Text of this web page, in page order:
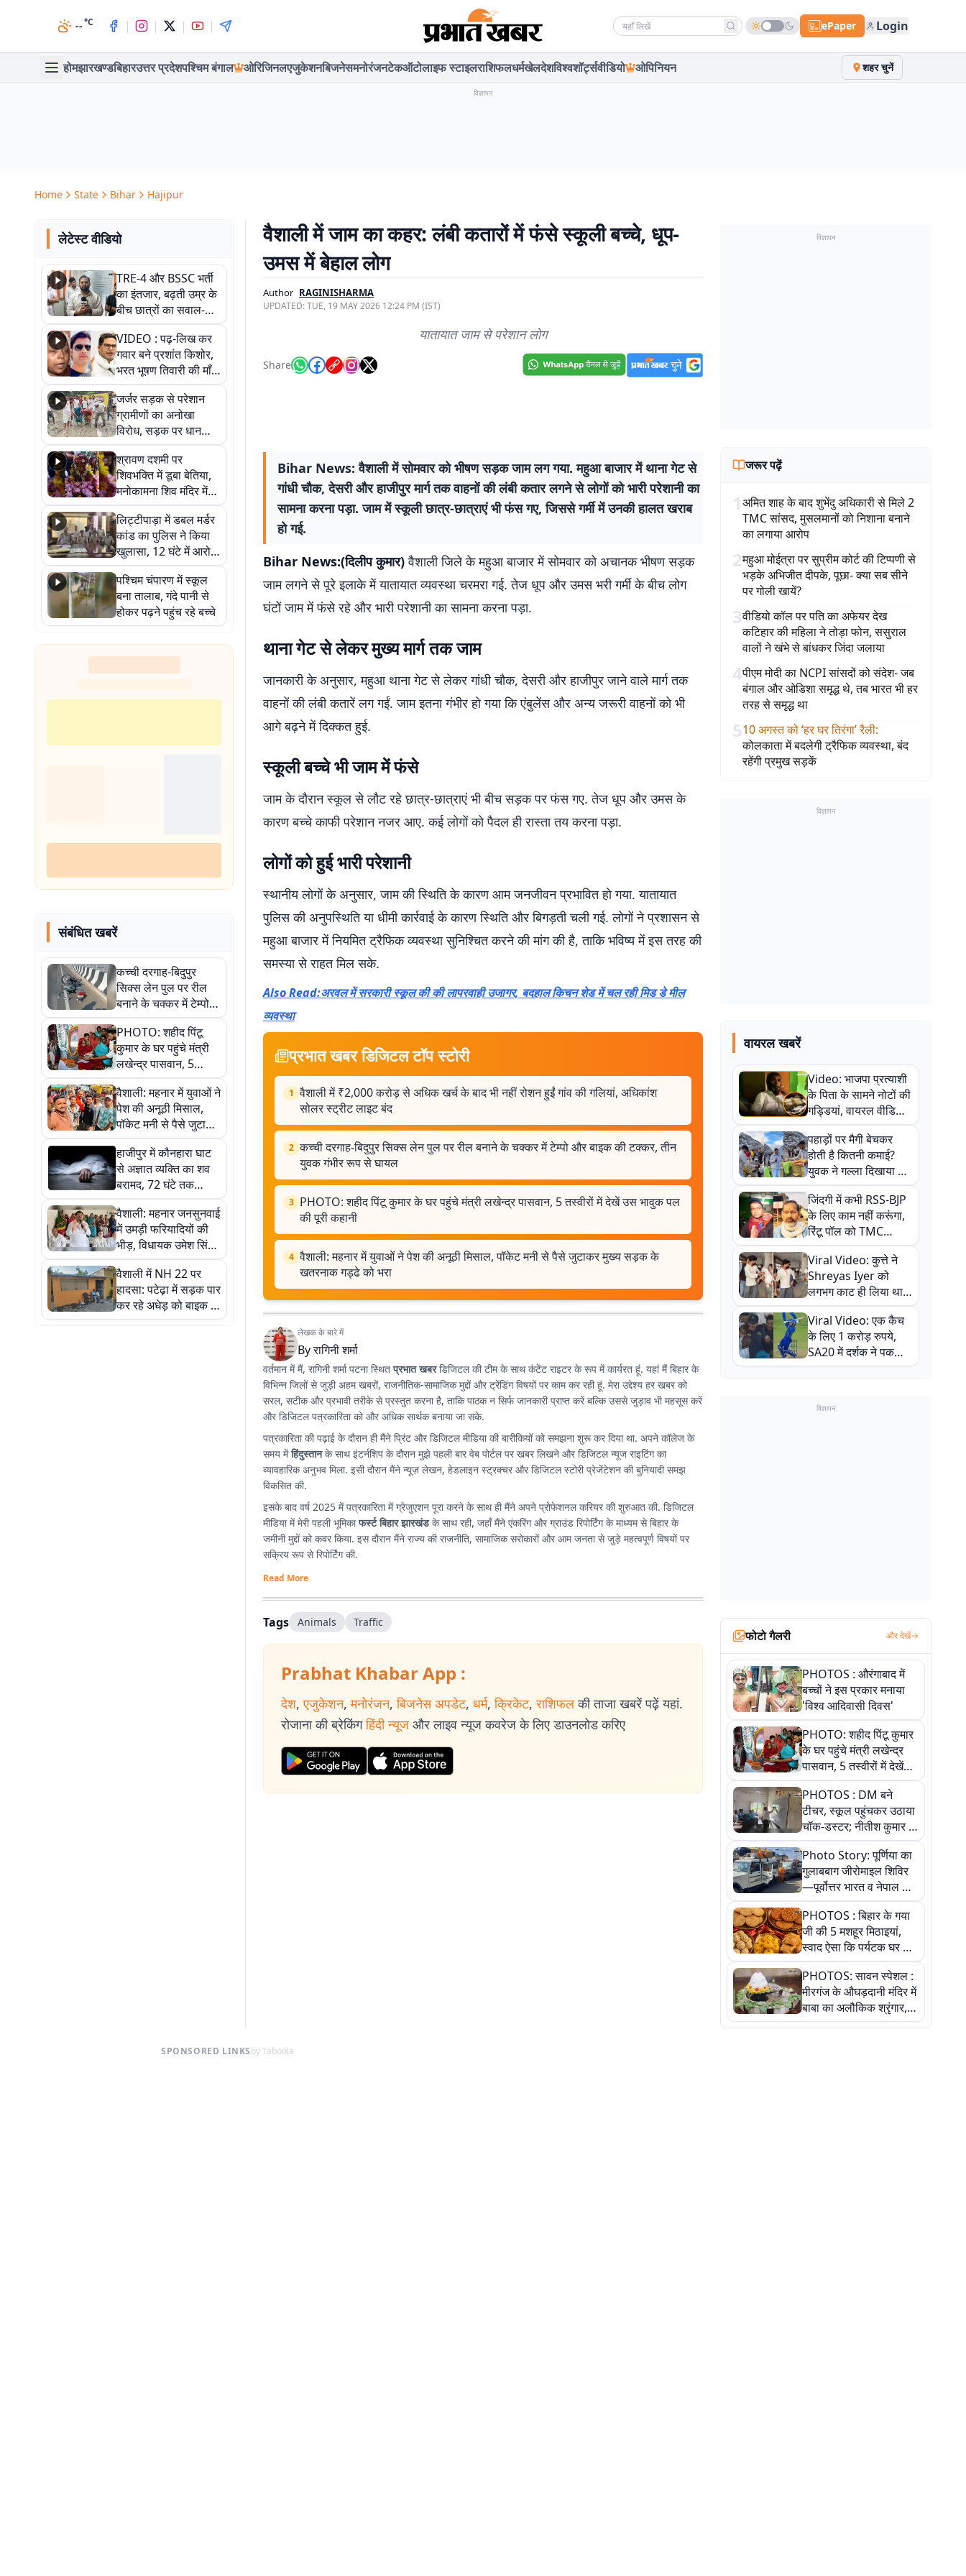
--°C | | | | Search news ePaper Login
होमझारखण्डबिहारउत्तर प्रदेशपश्चिम बंगाल ओरिजिनलएजुकेशनबिजनेसमनोरंजनटेकऑटोलाइफ स्टाइलराशिफलधर्मखेलदेशविश्वशॉर्ट्सवीडियो ओपिनियन शहर चुनें
विज्ञापन
Home State Bihar Hajipur
लेटेस्ट वीडियो
TRE-4 और BSSC भर्ती
का इंतजार, बढ़ती उम्र के
बीच छात्रों का सवाल-
आखिर कब आएगी बहाली?
देखें वीडियो
VIDEO : पढ़-लिख कर
गवार बने प्रशांत किशोर,
भरत भूषण तिवारी की माँ ने
कहा नहीं थी उम्मीद, बेटा
था तो किसी को बोलने की
नहीं थी हिम्मत
जर्जर सड़क से परेशान
ग्रामीणों का अनोखा
विरोध, सड़क पर धान
रोपकर और खाद डालकर
जताया आक्रोश
श्रावण दशमी पर
शिवभक्ति में डूबा बेतिया,
मनोकामना शिव मंदिर में
हुआ भव्य श्रृंगार
लिट्टीपाड़ा में डबल मर्डर
कांड का पुलिस ने किया
खुलासा, 12 घंटे में आरोपी
गिरफ्तार
पश्चिम चंपारण में स्कूल
बना तालाब, गंदे पानी से
होकर पढ़ने पहुंच रहे बच्चे
संबंधित खबरें
कच्ची दरगाह-बिदुपुर
सिक्स लेन पुल पर रील
बनाने के चक्कर में टेम्पो
और बाइक की टक्कर,
तीन युवक गंभीर रूप से
घायल
PHOTO: शहीद पिंटू
कुमार के घर पहुंचे मंत्री
लखेन्द्र पासवान, 5
तस्वीरों में देखें उस भावुक
पल की पूरी कहानी
वैशाली: महनार में युवाओं ने
पेश की अनूठी मिसाल,
पॉकेट मनी से पैसे जुटाकर
मुख्य सड़क के खतरनाक
गड्ढे को भरा
हाजीपुर में कौनहारा घाट
से अज्ञात व्यक्ति का शव
बरामद, 72 घंटे तक
शिनाख्त का इंतजार,
इलाके में सनसनी
वैशाली: महनार जनसुनवाई
में उमड़ी फरियादियों की
भीड़, विधायक उमेश सिंह
कुशवाहा ने सुनी लोगों की
समस्याएं
वैशाली में NH 22 पर
हादसा: पटेढ़ा में सड़क पार
कर रहे अधेड़ को बाइक ने
मारी ठोकर, इलाज के
वैशाली में जाम का कहर: लंबी कतारों में फंसे स्कूली बच्चे, धूप-
उमस में बेहाल लोग
Author RAGINISHARMA
UPDATED:TUE, 19 MAY 2026 12:24 PM (IST)
यातायात जाम से परेशान लोग
Share
Bihar News: वैशाली में सोमवार को भीषण सड़क जाम लग गया. महुआ बाजार में थाना गेट से
गांधी चौक, देसरी और हाजीपुर मार्ग तक वाहनों की लंबी कतार लगने से लोगों को भारी परेशानी का
सामना करना पड़ा. जाम में स्कूली छात्र-छात्राएं भी फंस गए, जिससे गर्मी में उनकी हालत खराब
हो गई.
Bihar News:(दिलीप कुमार)वैशाली जिले के महुआ बाजार में सोमवार को अचानक भीषण सड़क
जाम लगने से पूरे इलाके में यातायात व्यवस्था चरमरा गई. तेज धूप और उमस भरी गर्मी के बीच लोग
घंटों जाम में फंसे रहे और भारी परेशानी का सामना करना पड़ा.
थाना गेट से लेकर मुख्य मार्ग तक जाम
जानकारी के अनुसार, महुआ थाना गेट से लेकर गांधी चौक, देसरी और हाजीपुर जाने वाले मार्ग तक
वाहनों की लंबी कतारें लग गईं. जाम इतना गंभीर हो गया कि एंबुलेंस और अन्य जरूरी वाहनों को भी
आगे बढ़ने में दिक्कत हुई.
स्कूली बच्चे भी जाम में फंसे
जाम के दौरान स्कूल से लौट रहे छात्र-छात्राएं भी बीच सड़क पर फंस गए. तेज धूप और उमस के
कारण बच्चे काफी परेशान नजर आए. कई लोगों को पैदल ही रास्ता तय करना पड़ा.
लोगों को हुई भारी परेशानी
स्थानीय लोगों के अनुसार, जाम की स्थिति के कारण आम जनजीवन प्रभावित हो गया. यातायात
पुलिस की अनुपस्थिति या धीमी कार्रवाई के कारण स्थिति और बिगड़ती चली गई. लोगों ने प्रशासन से
महुआ बाजार में नियमित ट्रैफिक व्यवस्था सुनिश्चित करने की मांग की है, ताकि भविष्य में इस तरह की
समस्या से राहत मिल सके.
Also Read:अरवल में सरकारी स्कूल की की लापरवाही उजागर, बदहाल किचन शेड में चल रही मिड डे मील
व्यवस्था
प्रभात खबर डिजिटल टॉप स्टोरी
1 वैशाली में ₹2,000 करोड़ से अधिक खर्च के बाद भी नहीं रोशन हुईं गांव की गलियां, अधिकांश
सोलर स्ट्रीट लाइट बंद
2 कच्ची दरगाह-बिदुपुर सिक्स लेन पुल पर रील बनाने के चक्कर में टेम्पो और बाइक की टक्कर, तीन
युवक गंभीर रूप से घायल
3 PHOTO: शहीद पिंटू कुमार के घर पहुंचे मंत्री लखेन्द्र पासवान, 5 तस्वीरों में देखें उस भावुक पल
की पूरी कहानी
4 वैशाली: महनार में युवाओं ने पेश की अनूठी मिसाल, पॉकेट मनी से पैसे जुटाकर मुख्य सड़क के
खतरनाक गड्ढे को भरा
लेखक के बारे में
Byरागिनी शर्मा
वर्तमान में मैं, रागिनी शर्मा पटना स्थितप्रभात खबरडिजिटल की टीम के साथ कंटेंट राइटर के रूप में कार्यरत हूं. यहां मैं बिहार के
विभिन्न जिलों से जुड़ी अहम खबरों, राजनीतिक-सामाजिक मुद्दों और ट्रेंडिंग विषयों पर काम कर रही हूं. मेरा उद्देश्य हर खबर को
सरल, सटीक और प्रभावी तरीके से प्रस्तुत करना है, ताकि पाठक न सिर्फ जानकारी प्राप्त करें बल्कि उससे जुड़ाव भी महसूस करें
और डिजिटल पत्रकारिता को और अधिक सार्थक बनाया जा सके.
पत्रकारिता की पढ़ाई के दौरान ही मैंने प्रिंट और डिजिटल मीडिया की बारीकियों को समझना शुरू कर दिया था. अपने कॉलेज के
समय मेंहिंदुस्तानके साथ इंटर्नशिप के दौरान मुझे पहली बार वेब पोर्टल पर खबर लिखने और डिजिटल न्यूज राइटिंग का
व्यावहारिक अनुभव मिला. इसी दौरान मैंने न्यूज़ लेखन, हेडलाइन स्ट्रक्चर और डिजिटल स्टोरी प्रेजेंटेशन की बुनियादी समझ
विकसित की.
इसके बाद वर्ष 2025 में पत्रकारिता में ग्रेजुएशन पूरा करने के साथ ही मैंने अपने प्रोफेशनल करियर की शुरुआत की. डिजिटल
मीडिया में मेरी पहली भूमिकाफर्स्ट बिहार झारखंडके साथ रही, जहाँ मैंने एंकरिंग और ग्राउंड रिपोर्टिंग के माध्यम से बिहार के
जमीनी मुद्दों को कवर किया. इस दौरान मैंने राज्य की राजनीति, सामाजिक सरोकारों और आम जनता से जुड़े महत्वपूर्ण विषयों पर
सक्रिय रूप से रिपोर्टिंग की.
Read More
Tags Animals Traffic
Prabhat Khabar App :
देश, एजुकेशन, मनोरंजन, बिजनेस अपडेट, धर्म, क्रिकेट, राशिफल की ताजा खबरें पढ़ें यहां.
रोजाना की ब्रेकिंग हिंदी न्यूज और लाइव न्यूज कवरेज के लिए डाउनलोड करिए
विज्ञापन
जरूर पढ़ें
1अमित शाह के बाद शुभेंदु अधिकारी से मिले 2
TMC सांसद, मुसलमानों को निशाना बनाने
का लगाया आरोप
2महुआ मोईत्रा पर सुप्रीम कोर्ट की टिप्पणी से
भड़के अभिजीत दीपके, पूछा- क्या सब सीने
पर गोली खायें?
3वीडियो कॉल पर पति का अफेयर देख
कटिहार की महिला ने तोड़ा फोन, ससुराल
वालों ने खंभे से बांधकर जिंदा जलाया
4पीएम मोदी का NCPI सांसदों को संदेश- जब
बंगाल और ओडिशा समृद्ध थे, तब भारत भी हर
तरह से समृद्ध था
510 अगस्त को ‘हर घर तिरंगा’ रैली:
कोलकाता में बदलेगी ट्रैफिक व्यवस्था, बंद
रहेंगी प्रमुख सड़कें
विज्ञापन
वायरल खबरें
Video: भाजपा प्रत्याशी
के पिता के सामने नोटों की
गड्डियां, वायरल वीडियो
से राजनीति में उबाल,
अजित महतो बोले- TMC
की गंदी चाल
पहाड़ों पर मैगी बेचकर
होती है कितनी कमाई?
युवक ने गल्ला दिखाया तो
नौकरी वालों के खड़े हो गए
कान
जिंदगी में कभी RSS-BJP
के लिए काम नहीं करूंगा,
रिंटू पॉल को TMC
ऑफिस में ले जाकर पीटा,
Video वायरल
Viral Video: कुत्ते ने
Shreyas Iyer को
लगभग काट ही लिया था,
न्यूजीलैंड सीरीज से पहले
बाल-बाल बचे
Viral Video: एक कैच
के लिए 1 करोड़ रुपये,
SA20 में दर्शक ने पकड़ा
एक हाथ से गजब का कैच
विज्ञापन
फोटो गैलरी और देखें
PHOTOS : औरंगाबाद में
बच्चों ने इस प्रकार मनाया
'विश्व आदिवासी दिवस'
PHOTO: शहीद पिंटू कुमार
के घर पहुंचे मंत्री लखेन्द्र
पासवान, 5 तस्वीरों में देखें
उस भावुक पल की पूरी
कहानी
PHOTOS : DM बने
टीचर, स्कूल पहुंचकर उठाया
चॉक-डस्टर; नीतीश कुमार के
इस चहेते अधिकारी को
जानिए
Photo Story: पूर्णिया का
गुलाबबाग जीरोमाइल शिविर
—पूर्वोत्तर भारत व नेपाल के
कांवरियों का प्रमुख सेवा धाम
PHOTOS : बिहार के गया
जी की 5 मशहूर मिठाइयां,
स्वाद ऐसा कि पर्यटक घर ले
जाना नहीं भूलते, तस्वीरों में
देखें
PHOTOS: सावन स्पेशल :
मीरगंज के औघड़दानी मंदिर में
बाबा का अलौकिक श्रृंगार,
तस्वीरों में देखें महादेव के कई
SPONSORED LINKSby Taboola